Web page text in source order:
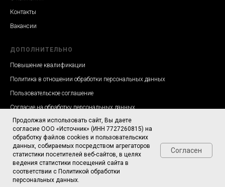
Контакты
Вакансии
ДОПОЛНИТЕЛЬНО
Повышение квалификации
Политика в отношении обработки персональных данных
Пользовательское соглашение
Согласие на обработку персональных данных
Создание и продвижение
Задайте нам вопросы!
Продолжая использовать сайт, Вы даете
согласие ООО «Источник» (ИНН 7727260815) на
обработку файлов cookies и пользовательских
данных, собираемых посредством агрегаторов
статистики посетителей веб-сайтов, в целях
ведения статистики посещений сайта в
соответствии с Политикой обработки
персональных данных.
Согласен